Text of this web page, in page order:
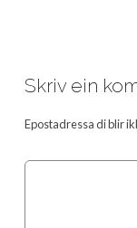
Skriv ein
Epostadressa di blir